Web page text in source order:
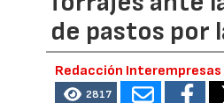
de pastos por
Redacción Interempresas
2817